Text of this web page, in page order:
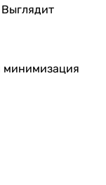
минимизация